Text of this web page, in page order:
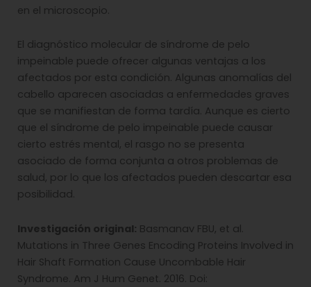
en el microscopio.
El diagnóstico molecular de síndrome de pelo
impeinable puede ofrecer algunas ventajas a los
afectados por esta condición. Algunas anomalías del
cabello aparecen asociadas a enfermedades graves
que se manifiestan de forma tardía. Aunque es cierto
que el síndrome de pelo impeinable puede causar
cierto estrés mental, el rasgo no se presenta
asociado de forma conjunta a otros problemas de
salud, por lo que los afectados pueden descartar esa
posibilidad.
Investigación original: Basmanav FBU, et al.
Mutations in Three Genes Encoding Proteins Involved in
Hair Shaft Formation Cause Uncombable Hair
Syndrome. Am J Hum Genet. 2016. Doi: